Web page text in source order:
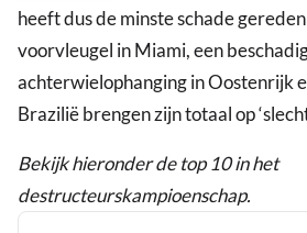
heeft dus de minste schade
voorvleugel in Miami, een
achterwielophanging in Oostenrijk
Brazilië brengen zijn totaal op
Bekijk hieronder de top 10 in het
destructeurskampioenschap.